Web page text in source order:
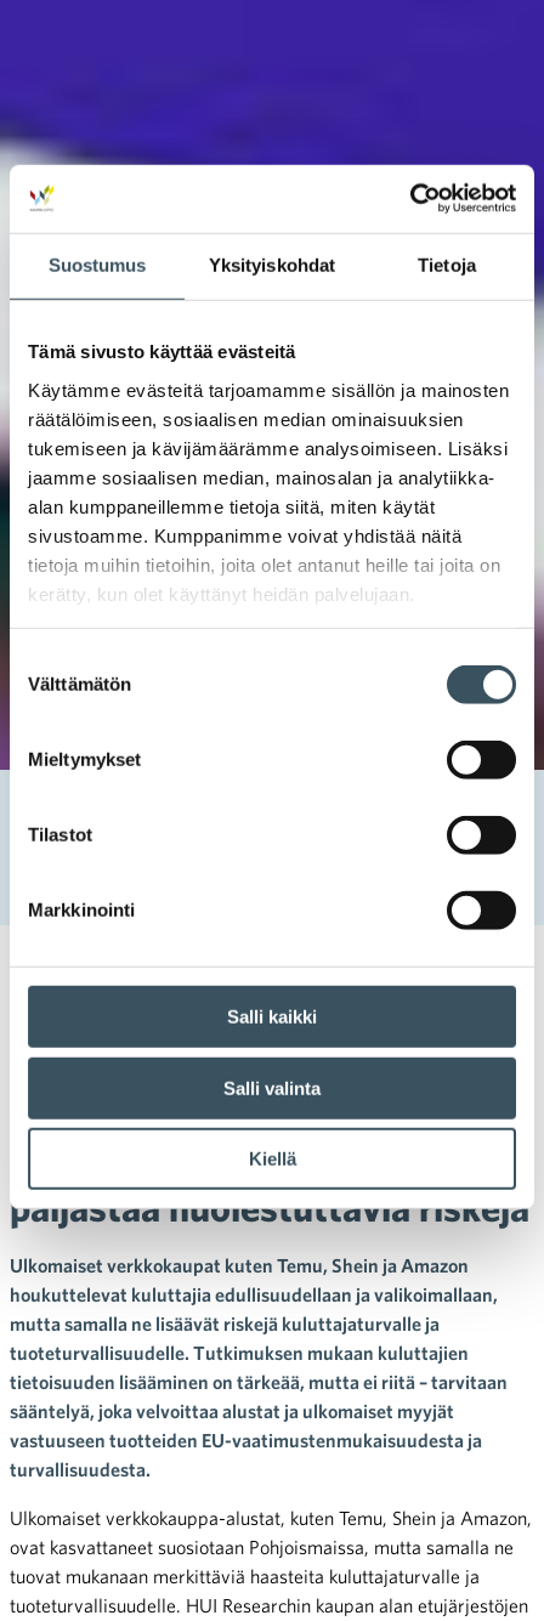
Suostumus Yksityiskohdat Tietoja
Tämä sivusto käyttää evästeitä
Käytämme evästeitä tarjoamamme sisällön ja mainosten
räätälöimiseen, sosiaalisen median ominaisuuksien
tukemiseen ja kävijämäärämme analysoimiseen. Lisäksi
jaamme sosiaalisen median, mainosalan ja analytiikka-
alan kumppaneillemme tietoja siitä, miten käytät
sivustoamme. Kumppanimme voivat yhdistää näitä
tietoja muihin tietoihin, joita olet antanut heille tai joita on
kerätty, kun olet käyttänyt heidän palvelujaan.
valinta
Välttämätön
Mieltymykset
Tilastot
Markkinointi
Salli kaikki
Salli valinta
Kiellä
Ulkomaiset verkkokaupat haastavat kuluttajaturvan –
pohjoismainen kuluttajakysely paljastaa huolestuttavia
verkkokaupat
Ulkomaiset verkkokaupat
haastavat kuluttajaturvan –
pohjoismainen kuluttajakysely
paljastaa huolestuttavia riskejä
Ulkomaiset verkkokaupat kuten Temu, Shein ja Amazon
houkuttelevat kuluttajia edullisuudellaan ja valikoimallaan,
mutta samalla ne lisäävät riskejä kuluttajaturvalle ja
tuoteturvallisuudelle. Tutkimuksen mukaan kuluttajien
tietoisuuden lisääminen on tärkeää, mutta ei riitä – tarvitaan
sääntelyä, joka velvoittaa alustat ja ulkomaiset myyjät
vastuuseen tuotteiden EU-vaatimustenmukaisuudesta ja
turvallisuudesta.
Ulkomaiset verkkokauppa-alustat, kuten Temu, Shein ja Amazon,
ovat kasvattaneet suosiotaan Pohjoismaissa, mutta samalla ne
tuovat mukanaan merkittäviä haasteita kuluttajaturvalle ja
tuoteturvallisuudelle. HUI Researchin kaupan alan etujärjestöjen